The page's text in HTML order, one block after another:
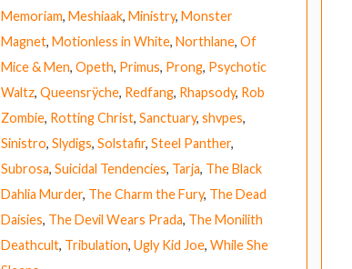
Memoriam, Meshiaak, Ministry, Monster
Magnet, Motionless in White, Northlane, Of
Mice & Men, Opeth, Primus, Prong, Psychotic
Waltz, Queensrÿche, Redfang, Rhapsody, Rob
Zombie, Rotting Christ, Sanctuary, shvpes,
Sinistro, Slydigs, Solstafir, Steel Panther,
Subrosa, Suicidal Tendencies, Tarja, The Black
Dahlia Murder, The Charm the Fury, The Dead
Daisies, The Devil Wears Prada, The Monilith
Deathcult, Tribulation, Ugly Kid Joe, While She